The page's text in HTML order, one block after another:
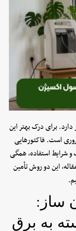
برای درک بهتر این
است. فاکتورهایی
شرایط استفاده، همگی
این دو روش تأمین
ساز:
به برق